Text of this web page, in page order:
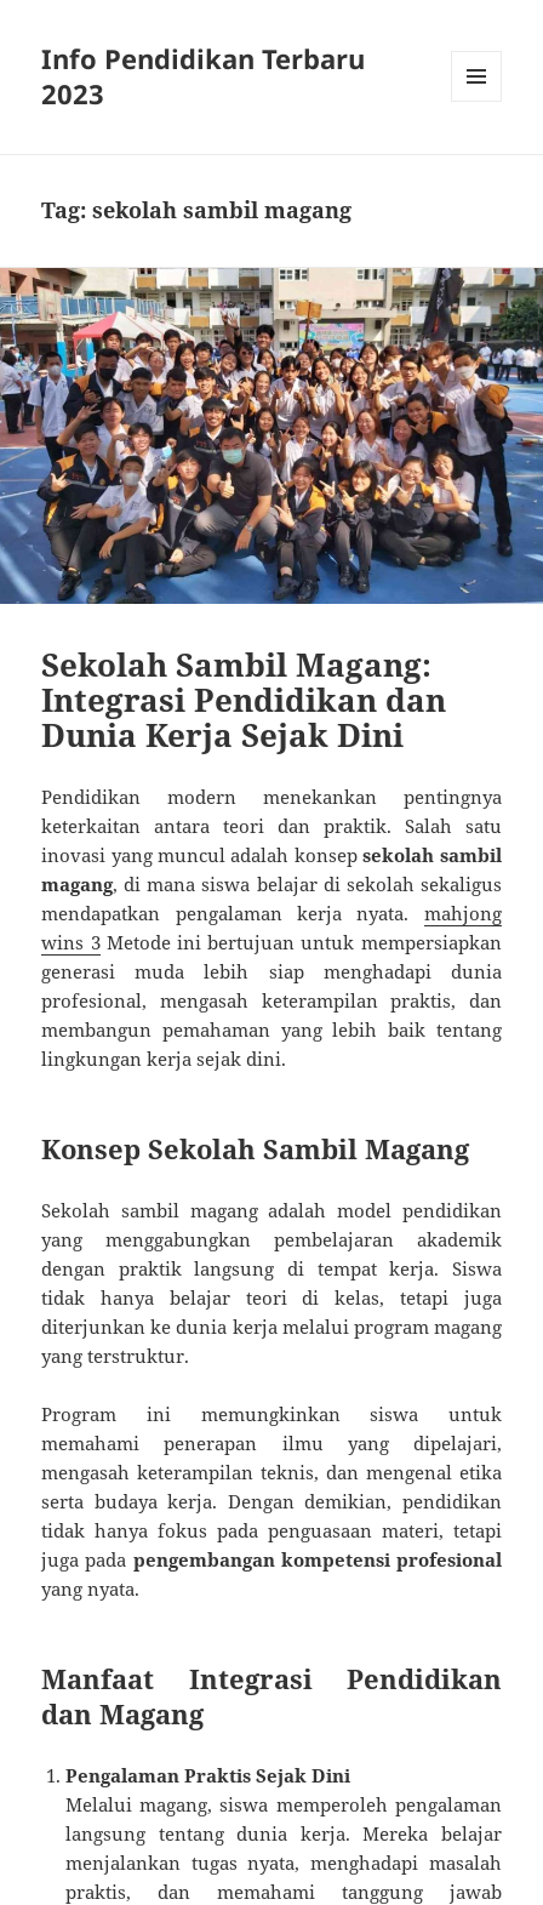
Info Pendidikan Terbaru
2023
Tag:sekolah sambil magang
Sekolah Sambil Magang:
Integrasi Pendidikan dan
Dunia Kerja Sejak Dini
Pendidikan modern menekankan pentingnya
keterkaitan antara teori dan praktik. Salah satu
inovasi yang muncul adalah konsepsekolah sambil
magang, di mana siswa belajar di sekolah sekaligus
mendapatkan pengalaman kerja nyata. mahjong
wins 3Metode ini bertujuan untuk mempersiapkan
generasi muda lebih siap menghadapi dunia
profesional, mengasah keterampilan praktis, dan
membangun pemahaman yang lebih baik tentang
lingkungan kerja sejak dini.
Konsep Sekolah Sambil Magang
Sekolah sambil magang adalah model pendidikan
yang menggabungkan pembelajaran akademik
dengan praktik langsung di tempat kerja. Siswa
tidak hanya belajar teori di kelas, tetapi juga
diterjunkan ke dunia kerja melalui program magang
yang terstruktur.
Program ini memungkinkan siswa untuk
memahami penerapan ilmu yang dipelajari,
mengasah keterampilan teknis, dan mengenal etika
serta budaya kerja. Dengan demikian, pendidikan
tidak hanya fokus pada penguasaan materi, tetapi
juga pada pengembangan kompetensi profesional
yang nyata.
Manfaat Integrasi Pendidikan
dan Magang
Pengalaman Praktis Sejak Dini
Melalui magang, siswa memperoleh pengalaman
langsung tentang dunia kerja. Mereka belajar
menjalankan tugas nyata, menghadapi masalah
praktis, dan memahami tanggung jawab